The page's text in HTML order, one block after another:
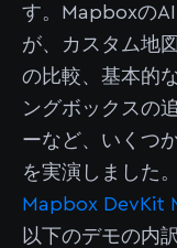
す。Mapboxの
が、カスタム地
の比較、基本的
ングボックスの
ーなど、いくつ
を実演しました
Mapbox DevKit
以下のデモの内